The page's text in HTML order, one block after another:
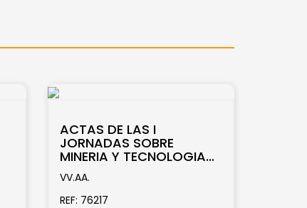
ACTAS DE LAS I
JORNADAS SOBRE
MINERIA Y TECNOLOGIA
EN LA EDAD MEDIA
PENINSULAR. LEON, 26-29
DE SEPTIEMBRE...
VV.AA.
REF: 76217